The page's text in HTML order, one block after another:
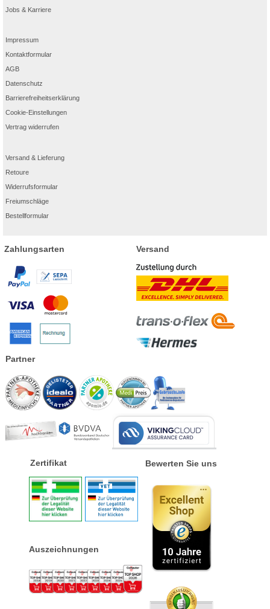
Jobs & Karriere
Impressum
Kontaktformular
AGB
Datenschutz
Barrierefreiheitserklärung
Cookie-Einstellungen
Vertrag widerrufen
Versand & Lieferung
Retoure
Widerrufsformular
Freiumschläge
Bestellformular
Zahlungsarten Versand
Partner
Zertifikat
Auszeichnungen
Bewerten Sie uns